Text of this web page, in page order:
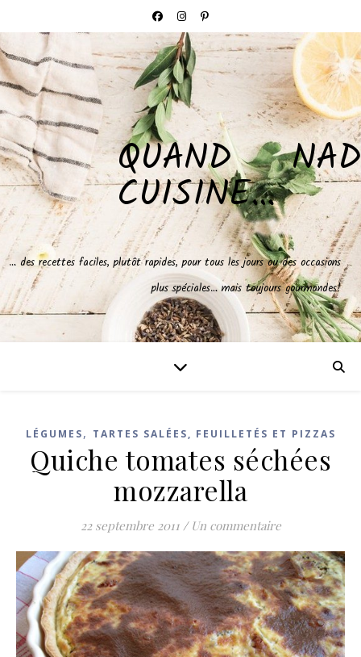
QUAND NAD
CUISINE…
… des recettes faciles, plutôt rapides, pour tous les jours ou des occasions
plus spéciales… mais toujours gourmandes!
LÉGUMES, TARTES SALÉES, FEUILLETÉS ET PIZZAS
Quiche tomates séchées
mozzarella
22 septembre 2011 / Un commentaire